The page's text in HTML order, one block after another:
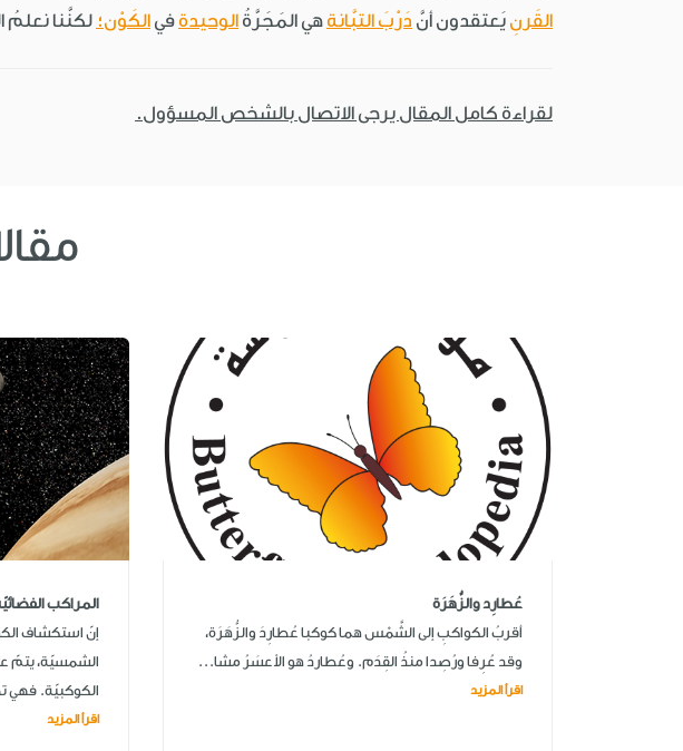
القَرنِيَعتقدون أنَّ دَرْبَ التبَّانة هي المَجَرَّةُ الوحيدة في الكَوْن؛ لكنَّنا نعلمُ
لقراءة كامل المقال يرجى الاتصال بالشخص المسؤول.
عُطارِد والزُّهَرَة
أقربُ الكواكبِ إلى الشَّمْس هما كوكبا عُطارِدَ والزُّهَرَة،
وقد عُرِفا ورُصِدا منذُ القِدَم. وعُطاردُ هو الأعسَرُ مشا...
اقرأ المزيد
المراكب
إنّ استكشاف
الشمسيّة، يتمّ
الكوكبيّة. فهي
اقرأ المزيد